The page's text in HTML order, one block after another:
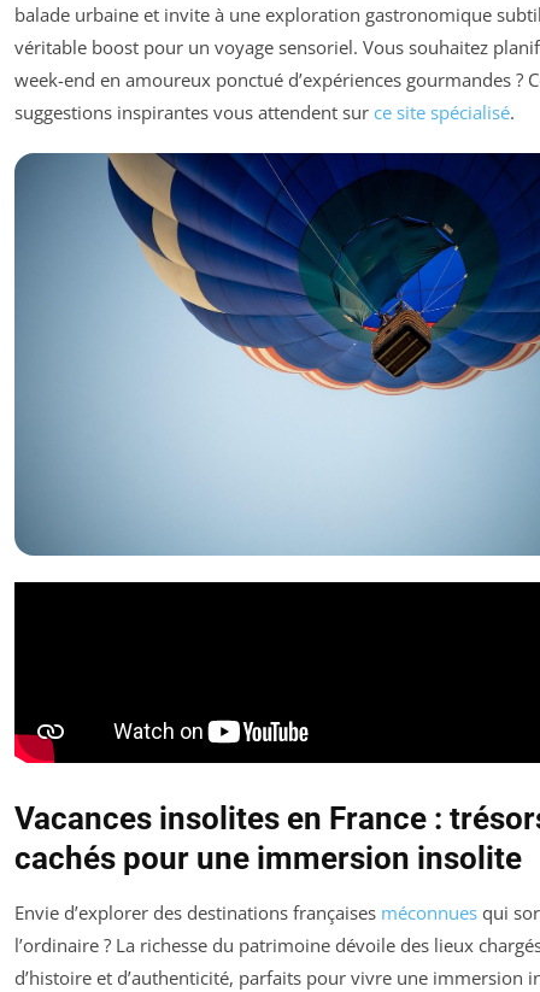
balade urbaine et invite à une exploration gastronomique
véritable boost pour un voyage sensoriel. Vous souhaitez
week-end en amoureux ponctué d’expériences gourmandes ?
suggestions inspirantes vous attendent sur ce site spécialisé.
Vacances insolites en France :
cachés pour une immersion insolite
Envie d’explorer des destinations françaises méconnues qui
l’ordinaire ? La richesse du patrimoine dévoile des lieux
d’histoire et d’authenticité, parfaits pour vivre une immersion